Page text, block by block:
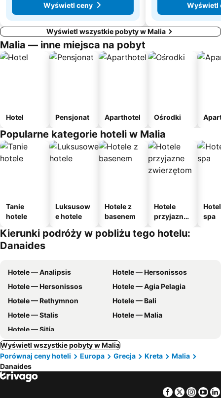
Wyświetl ceny
Wyświetl
Wyświetl wszystkie pobyty w Malia
Malia — inne miejsca na pobyt
Hotel Pensjonat Aparthotel Ośrodki
Popularne kategorie hoteli w Malia
Tanie
hotele
Luksusow
e hotele
Hotele z
basenem
Hotele
przyjazne
m
spa
Kierunki podróży w pobliżu tego hotelu:
Danaides
Hotele — Analipsis
Hotele — Hersonissos
Hotele — Hersonissos
Hotele — Agia Pelagia
Hotele — Rethymnon
Hotele — Bali
Hotele — Stalis
Hotele — Malia
Hotele — Sitía
Wyświetl wszystkie pobyty w Malia
Porównaj ceny hoteli
Europa Grecja Kreta
Malia
Danaides
Facebook
Twitter